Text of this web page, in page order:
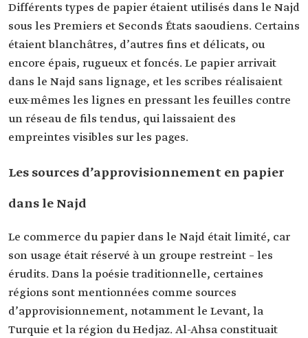
Différents types de papier étaient utilisés dans le Najd
sous les Premiers et Seconds États saoudiens. Certains
étaient blanchâtres, d’autres fins et délicats, ou
encore épais, rugueux et foncés. Le papier arrivait
dans le Najd sans lignage, et les scribes réalisaient
eux-mêmes les lignes en pressant les feuilles contre
un réseau de fils tendus, qui laissaient des
empreintes visibles sur les pages.
Les sources d’approvisionnement en papier
dans le Najd
Le commerce du papier dans le Najd était limité, car
son usage était réservé à un groupe restreint – les
érudits. Dans la poésie traditionnelle, certaines
régions sont mentionnées comme sources
d’approvisionnement, notamment le Levant, la
Turquie et la région du Hedjaz. Al-Ahsa constituait